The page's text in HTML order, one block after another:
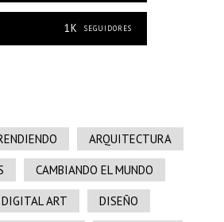
1K SEGUIDORES
ARQUITECTURA
CAMBIANDO EL MUNDO
DIGITAL ART DISEÑO